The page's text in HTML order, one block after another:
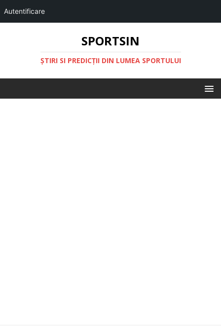
Autentificare
SPORTSIN
ŞTIRI SI PREDICŢII DIN LUMEA SPORTULUI